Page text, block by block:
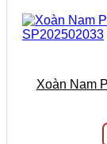
Xoàn Nam